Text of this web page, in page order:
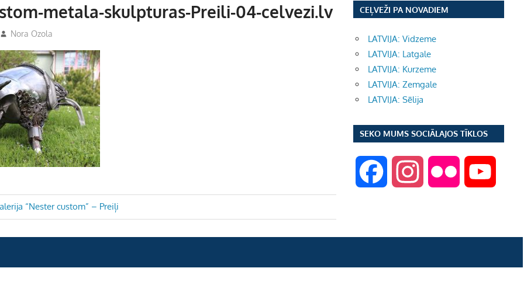
metala-skulpturas-Preili-04-celvezi.lv
Nora Ozola
“Nester custom” – Preiļi
CEĻVEŽI PA NOVADIEM
LATVIJA: Vidzeme
LATVIJA: Latgale
LATVIJA: Kurzeme
LATVIJA: Zemgale
LATVIJA: Sēlija
SEKO MUMS SOCIĀLAJOS TĪKLOS
c
e
s
t
i
c
u
T